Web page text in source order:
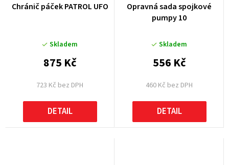
Chránič páček PATROL UFO
Skladem
723 Kč bez DPH
875 Kč
DETAIL
Opravná sada spojkové
pumpy 10
Skladem
460 Kč bez DPH
556 Kč
DETAIL